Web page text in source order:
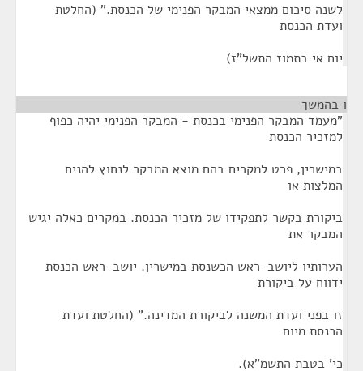
לשנה סיכום ממצאי המבקר הפנימי של הכנסת." (החלטת
ועדת הכנסת
יום אי בתמוז התשל"ז)
ו בהמשך
"מעמד המבקר הפנימי בכנסת - המבקר הפנימי יהיה כפוף
למזכיר הכנסת
במישרין, פרט למקרים בהם מוצא המבקר לנחוץ להניח
המלצות או
ביקורת בקשר לתפקידו של מזכיר הכנסת. במקרים כאלה יגיש
המבקר את
הערותיו ליושב-ראש הכשנסת במישרין. יושב-ראש הכנסת
ידווח על ביקורת
זו בפני ועדת המשנה לביקורת המדינה." (החלטת ועדת
הכנסת מיום
כי' בטבת התשמ"א).